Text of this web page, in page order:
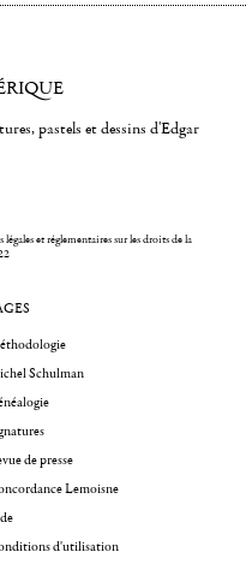
pastels et dessins d'Edgar
et réglementaires sur les droits de la
Schulman
de presse
Lemoisne
d'utilisation